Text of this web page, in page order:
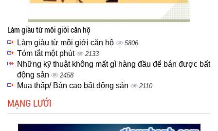
Làm giàu từ môi giới căn hộ
Làm giàu từ môi giới căn hộ 5806
Tóm tắt một phút 2133
Những kỹ thuật không mất gì hàng đầu để bán được bất
động sản
2458
Mua thấp/ Bán cao bất động sản 2110
MẠNG LƯỚI